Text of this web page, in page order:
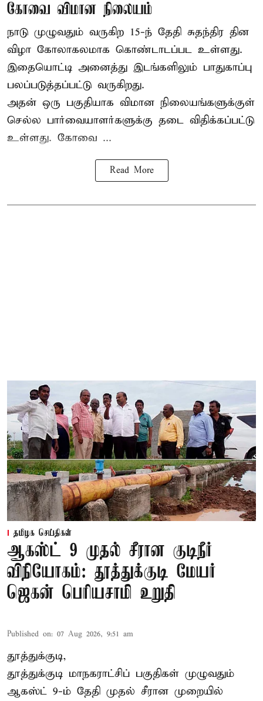
கோவை விமான நிலையம்
நாடு முழுவதும் வருகிற 15-ந் தேதி சுதந்திர தின
விழா கோலாகலமாக கொண்டாடப்பட உள்ளது.
இதையொட்டி அனைத்து இடங்களிலும் பாதுகாப்பு
பலப்படுத்தப்பட்டு வருகிறது.
அதன் ஒரு பகுதியாக விமான நிலையங்களுக்குள்
செல்ல பார்வையாளர்களுக்கு தடை விதிக்கப்பட்டு
உள்ளது. கோவை ...
Read More
தமிழக செய்திகள்
ஆகஸ்ட் 9 முதல் சீரான குடிநீர்
விநியோகம்: தூத்துக்குடி மேயர்
ஜெகன் பெரியசாமி உறுதி
Published on: 07 Aug 2026, 9:51 am
தூத்துக்குடி,
தூத்துக்குடி மாநகராட்சிப் பகுதிகள் முழுவதும்
ஆகஸ்ட் 9-ம் தேதி முதல் சீரான முறையில்